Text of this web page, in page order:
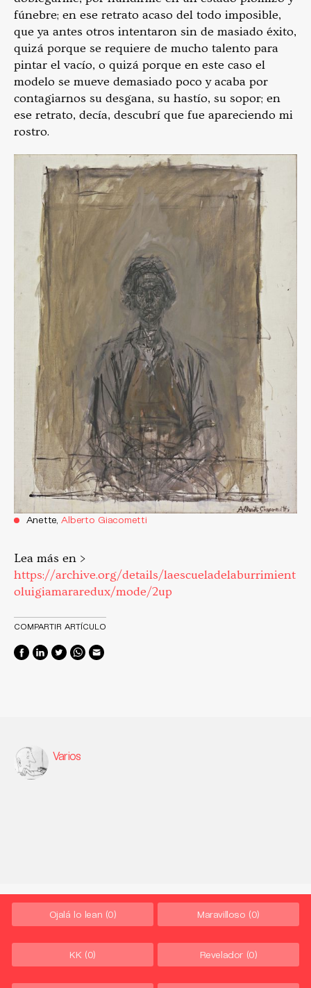
fúnebre; en ese retrato acaso del todo imposible,
que ya antes otros intentaron sin de­ masiado éxito,
quizá porque se requiere de mucho talento para
pintar el vacío, o quizá porque en este caso el
modelo se mueve demasiado poco y acaba por
contagiarnos su desgana, su has­tío, su sopor; en
ese retrato, decía, descubrí que fue aparecien­do mi
rostro.
Anette,Alberto Giacometti
Lea más en >
https://archive.org/details/laescueladelaburrimient
oluigiamararedux/mode/2up
COMPARTIR ARTÍCULO
Varios
Ojalá lo lean (0) Maravilloso (0)
KK (0) Revelador (0)